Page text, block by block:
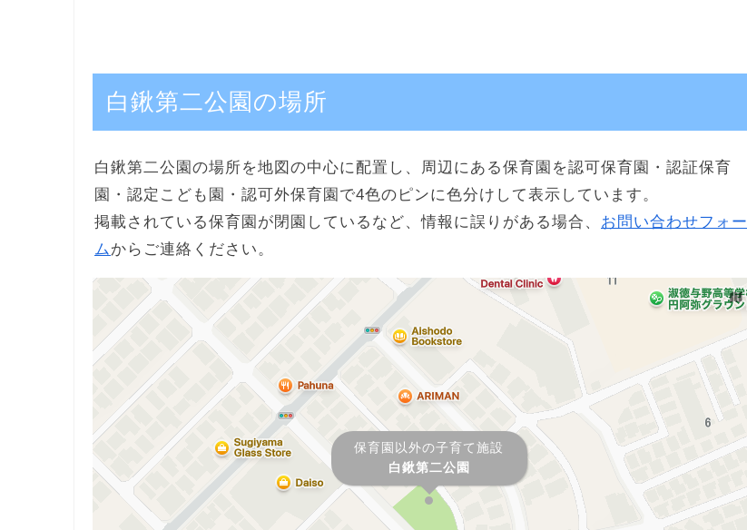
白鍬第二公園の場所
白鍬第二公園の場所を地図の中心に配置し、周辺にある保育園を認可保育園・認証保育
園・認定こども園・認可外保育園で4色のピンに色分けして表示しています。
掲載されている保育園が閉園しているなど、情報に誤りがある場合、 お問い合わせフォー
ム からご連絡ください。
保育園以外の子育て施設
白鍬第二公園